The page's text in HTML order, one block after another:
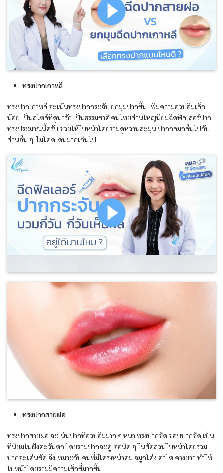
ทรงปากเกาหลี
ทรงปากเกาหลี จะเน้นทรงปากกระจับ ยกมุมปากขึ้น เพิ่มความอวบอิ่มเล็ก
น้อย เป็นสไตล์ที่ดูน่ารัก เป็นธรรมชาติ คนไทยส่วนใหญ่นิยมฉีดฟิลเลอร์ปาก
ทรงประมาณนี้ครับ ช่วยให้ใบหน้าโดยรวมดูหวานละมุน ปากกลมกลืนไปกับ
ส่วนอื่น ๆ ไม่โดดเด่นมากเกินไป
ทรงปากสายฝอ
ทรงปากสายฝอ จะเน้นปากที่อวบอิ่มมาก ๆ หนา ทรงปากชัด ขอบปากชัด เป็น
ที่นิยมในฝั่งตะวันตก โดยรวมปากจะดูเจ่อนิด ๆ ในสัดส่วนใบหน้าโดยรวม
ปากจะเด่นชัด จึงเหมาะกับคนที่มีโครงหน้าคม จมูกโด่ง ตาโต คางยาว ทำให้
ใบหน้าโดยรวมมีความเซ็กซี่มากขึ้น